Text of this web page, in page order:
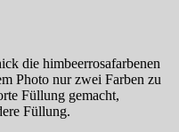
die himbeerrosafarbenen
Photo nur zwei Farben zu
Füllung gemacht,
Füllung.